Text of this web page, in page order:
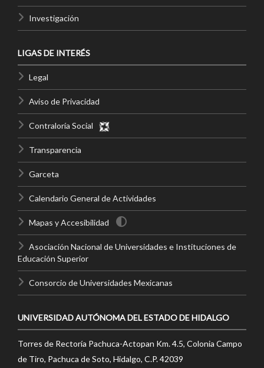
Investigación
LIGAS DE INTERÉS
Legal
Aviso de Privacidad
Contraloría Social
Transparencia
Garceta
Calendario General de Actividades
Mapas y Accesibilidad
Asociación Nacional de Universidades e Instituciones de
Educación Superior
Consorcio de Universidades Mexicanas
UNIVERSIDAD AUTÓNOMA DEL ESTADO DE HIDALGO
Torres de Rectoría Pachuca-Actopan Km. 4.5, Colonia Campo
de Tiro, Pachuca de Soto, Hidalgo, C.P. 42039